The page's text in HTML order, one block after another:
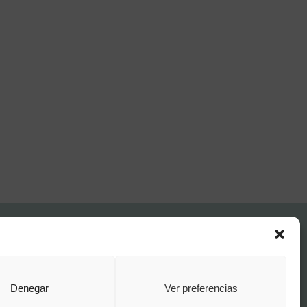
Denegar Ver preferencias
Política de cookies